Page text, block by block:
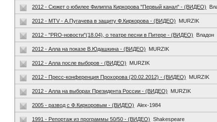
2012 - Сюжет о юбилее Филиппа Киркорова "Первый канал" - (ВИДЕО)
2012 - MTV - А.Пугачева в защиту Ф.Киркорова - (ВИДЕО) MURZIK
2012 - "PRO-новости"(18.04), о театре песни в Питере - (ВИДЕО) Владон
2012 - Алла на показе В.Юдашкина - (ВИДЕО) MURZIK
2012 - Алла после выборов - (ВИДЕО) MURZIK
2012 - Пресс-конференция Прохорова (20.02.2012) - (ВИДЕО) MURZIK
2012 - Алла на выборах Президента России - (ВИДЕО) MURZIK
2005 - развод с Ф.Киркоровым - (ВИДЕО) Alex-1984
1991 - Репортаж из программы 50/50 - (ВИДЕО) Shakespeare